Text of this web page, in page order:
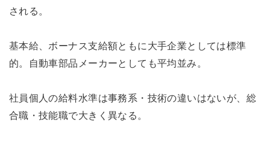
される。
基本給、ボーナス支給額ともに大手企業としては標準
的。自動車部品メーカーとしても平均並み。
社員個人の給料水準は事務系・技術の違いはないが、総
合職・技能職で大きく異なる。